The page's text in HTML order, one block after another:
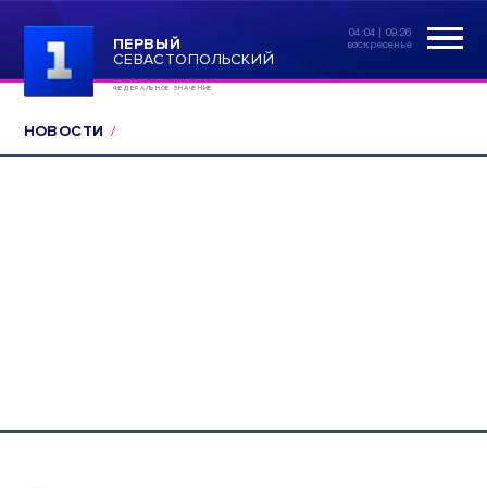
ПЕРВЫЙ
СЕВАСТОПОЛЬСКИЙ
ФЕДЕРАЛЬНОЕ ЗНАЧЕНИЕ
04:04 | 09.26
воскресенье
НОВОСТИ